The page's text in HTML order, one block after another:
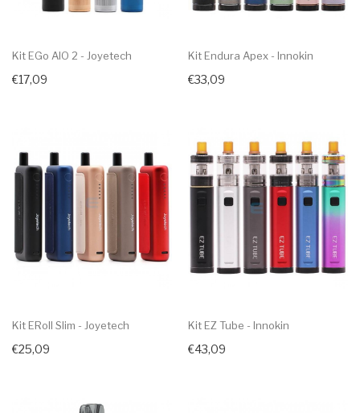
Kit EGo AIO 2 - Joyetech
€17,09
Kit Endura Apex - Innokin
€33,09
Kit ERoll Slim - Joyetech
€25,09
Kit EZ Tube - Innokin
€43,09